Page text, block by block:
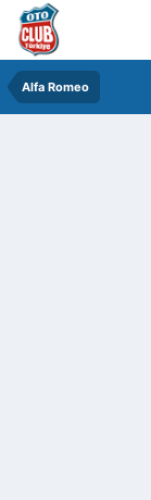
Alfa Romeo